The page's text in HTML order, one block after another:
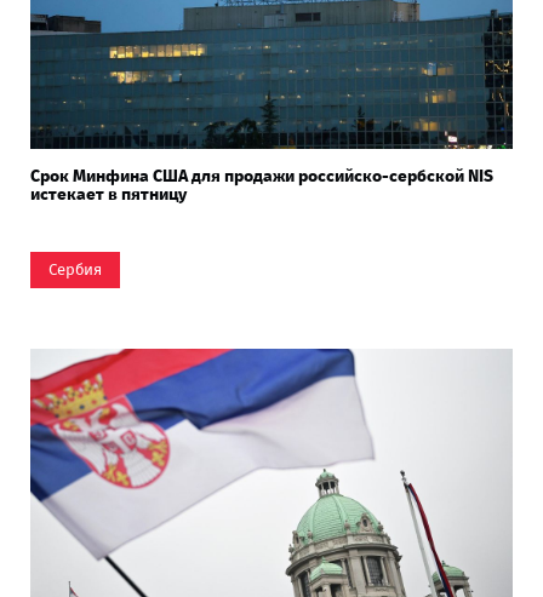
нас
Срок Минфина США для продажи российско-сербской NIS
истекает в пятницу
Сербия